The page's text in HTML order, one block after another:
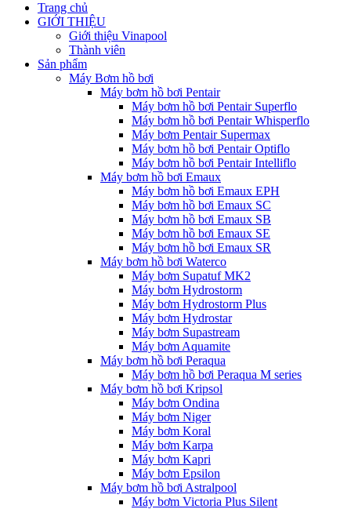
Trang chủ
GIỚI THIỆU
Giới thiệu Vinapool
Thành viên
Sản phẩm
Máy Bơm hồ bơi
Máy bơm hồ bơi Pentair
Máy bơm hồ bơi Pentair Superflo
Máy bơm hồ bơi Pentair Whisperflo
Máy bơm Pentair Supermax
Máy bơm hồ bơi Pentair Optiflo
Máy bơm hồ bơi Pentair Intelliflo
Máy bơm hồ bơi Emaux
Máy bơm hồ bơi Emaux EPH
Máy bơm hồ bơi Emaux SC
Máy bơm hồ bơi Emaux SB
Máy bơm hồ bơi Emaux SE
Máy bơm hồ bơi Emaux SR
Máy bơm hồ bơi Waterco
Máy bơm Supatuf MK2
Máy bơm Hydrostorm
Máy bơm Hydrostorm Plus
Máy bơm Hydrostar
Máy bơm Supastream
Máy bơm Aquamite
Máy bơm hồ bơi Peraqua
Máy bơm hồ bơi Peraqua M series
Máy bơm hồ bơi Kripsol
Máy bơm Ondina
Máy bơm Niger
Máy bơm Koral
Máy bơm Karpa
Máy bơm Kapri
Máy bơm Epsilon
Máy bơm hồ bơi Astralpool
Máy bơm Victoria Plus Silent